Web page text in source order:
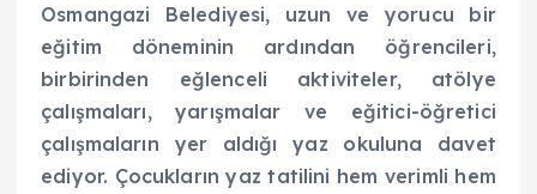
Osmangazi Belediyesi, uzun ve yorucu bir
eğitim döneminin ardından öğrencileri,
birbirinden eğlenceli aktiviteler, atölye
çalışmaları, yarışmalar ve eğitici-öğretici
çalışmaların yer aldığı yaz okuluna davet
ediyor. Çocukların yaz tatilini hem verimli hem